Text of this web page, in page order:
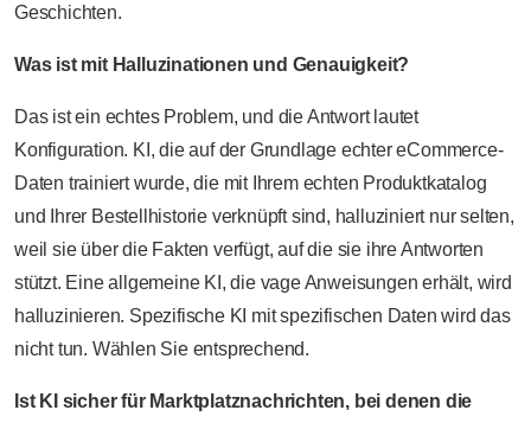
Geschichten.
Was ist mit Halluzinationen und Genauigkeit?
Das ist ein echtes Problem, und die Antwort lautet
Konfiguration. KI, die auf der Grundlage echter eCommerce-
Daten trainiert wurde, die mit Ihrem echten Produktkatalog
und Ihrer Bestellhistorie verknüpft sind, halluziniert nur selten,
weil sie über die Fakten verfügt, auf die sie ihre Antworten
stützt. Eine allgemeine KI, die vage Anweisungen erhält, wird
halluzinieren. Spezifische KI mit spezifischen Daten wird das
nicht tun. Wählen Sie entsprechend.
Ist KI sicher für Marktplatznachrichten, bei denen die